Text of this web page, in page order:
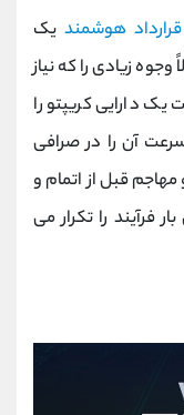
قرارداد هوشمند یک
زیادی را که نیاز
دارایی کریپتو را
آن را در صرافی
قبل از اتمام و
فرآیند را تکرار می